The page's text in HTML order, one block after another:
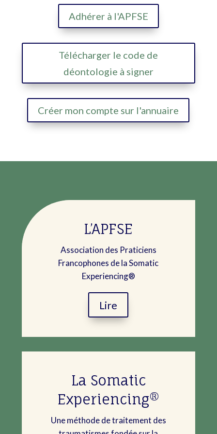
Adhérer à l'APFSE
Télécharger le code de
déontologie à signer
Créer mon compte sur l'annuaire
L’APFSE
Association des Praticiens
Francophones de la Somatic
Experiencing®
Lire
La Somatic
Experiencing®
Une méthode de traitement des